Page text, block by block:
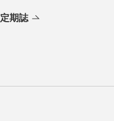
定期誌